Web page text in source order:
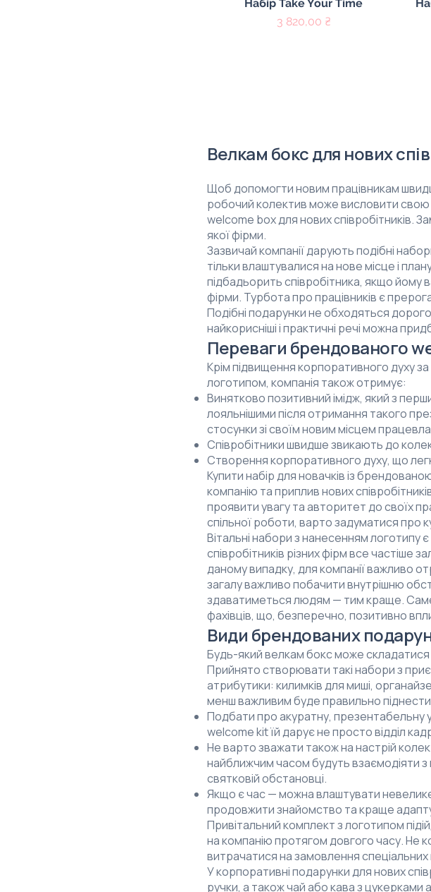
Набір Take Your Time
Ціна
3 820,00 ₴
Велкам бокс для нових
Щоб допомогти новим працівникам
робочий колектив може висловити свою
welcome box для нових співробітників.
якої фірми.
Зазвичай компанії дарують подібні
тільки влаштувалися на нове місце і
підбадьорить співробітника, якщо йому
фірми. Турбота про працівників є
Подібні подарунки не обходяться
найкорисніші і практичні речі можна
Переваги брендованого
Крім підвищення корпоративного духу
логотипом, компанія також отримує:
Винятково позитивний імідж, який з
лояльнішими після отримання такого
стосунки зі своїм новим місцем
Співробітники швидше звикають до
Створення корпоративного духу, що
Купити набір для новачків із
компанію та приплив нових
проявити увагу та авторитет до своїх
спільної роботи, варто задуматися про
Вітальні набори з нанесенням логотипу
співробітників різних фірм все частіше
даному випадку, для компанії важливо
загалу важливо побачити внутрішню
здаватиметься людям — тим краще.
фахівців, що, безперечно, позитивно
Види брендованих
Будь-який велкам бокс може складатися
Прийнято створювати такі набори з
атрибутики: килимків для миші,
менш важливим буде правильно
Подбати про акуратну, презентабельну
welcome kit їй дарує не просто відділ
Не варто зважати також на настрій
найближчим часом будуть взаємодіяти
святковій обстановці.
Якщо є час — можна влаштувати
продовжити знайомство та краще
Привітальний комплект з логотипом
на компанію протягом довгого часу. Не
витрачатися на замовлення
У корпоративні подарунки для нових
ручки, а також чай або кава з цукерками